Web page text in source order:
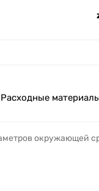
Расходные
окружающей